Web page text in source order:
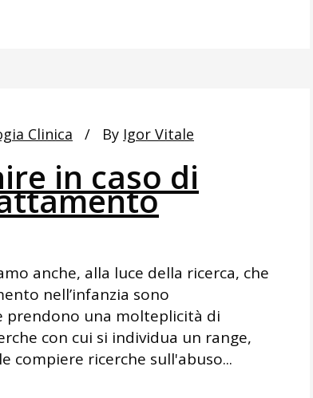
Clinica By Igor Vitale
in caso di
anche, alla luce della ricerca, che
nell’infanzia sono
una molteplicità di
con cui si individua un range,
compiere ricerche sull'abuso...